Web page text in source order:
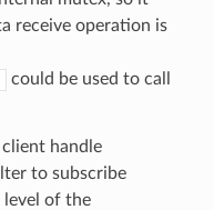
receive operation is
could be used to call
handle
to subscribe
of the